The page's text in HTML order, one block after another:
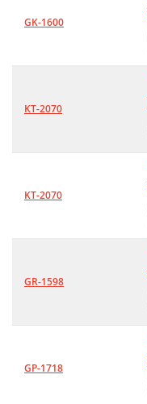
GK-1600
KT-2070
KT-2070
GR-1598
GP-1718